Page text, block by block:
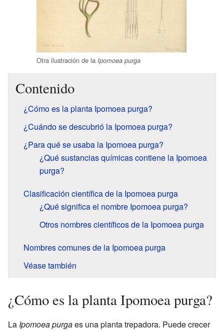
Otra ilustración de la Ipomoea purga
Contenido
¿Cómo es la planta Ipomoea purga?
¿Cuándo se descubrió la Ipomoea purga?
¿Para qué se usaba la Ipomoea purga?
¿Qué sustancias químicas contiene la Ipomoea
purga?
Clasificación científica de la Ipomoea purga
¿Qué significa el nombre Ipomoea purga?
Otros nombres científicos de la Ipomoea purga
Nombres comunes de la Ipomoea purga
Véase también
¿Cómo es la planta Ipomoea purga?
La Ipomoea purgaes una planta trepadora. Puede crecer